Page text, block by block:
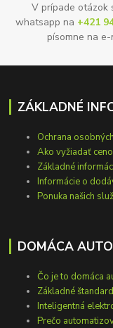
V prípade otázok
whatsapp na +421
písomne na
ZÁKLADNÉ
Ochrana
Ako vyžiadať
Základné
Informácie o
Ponuka našich
DOMÁCA
Čo je to domáca
Základné
Inteligentná
Prečo